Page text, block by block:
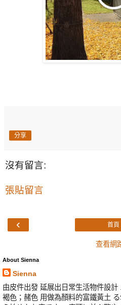
分享
沒有留言:
張貼留言
‹ 首頁
查看網
About Sienna
Sienna
由皮件出發 延展出日常生活物件設
褐色；赭色 用做為顏料的富鐵黃土